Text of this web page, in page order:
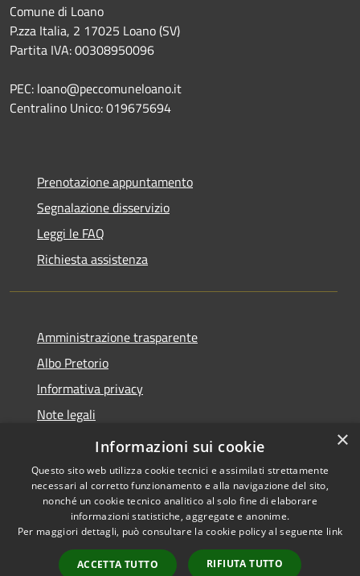
Comune di Loano
P.zza Italia, 2 17025 Loano (SV)
Partita IVA: 00308950096
PEC: loano@peccomuneloano.it
Centralino Unico: 019675694
Prenotazione appuntamento
Segnalazione disservizio
Leggi le FAQ
Richiesta assistenza
Amministrazione trasparente
Albo Pretorio
Informativa privacy
Note legali
Dichiarazione di accessibilità
Accessibilità
Copyright © 2026 • Comune di
Loano • Powered by
Municipium•
Accesso
×
Informazioni sui cookie
Questo sito web utilizza cookie tecnici e assimilati strettamente
necessari al corretto funzionamento e alla navigazione del sito,
nonché un cookie tecnico analitico al solo fine di elaborare
informazioni statistiche, aggregate e anonime.
Per maggiori dettagli, può consultare la cookie policy al seguente link
ACCETTA TUTTO RIFIUTA TUTTO